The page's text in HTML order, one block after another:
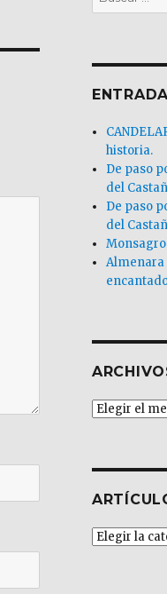
por:
historia.
De paso
del
De paso
del
Almenara
Archivos
Artículos